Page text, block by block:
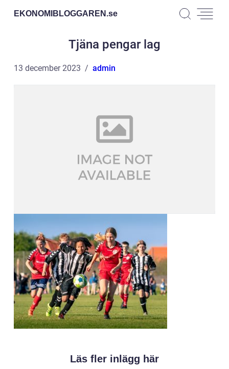
EKONOMIBLOGGAREN.se
Tjäna pengar lag
13 december 2023 admin
Läs fler inlägg här